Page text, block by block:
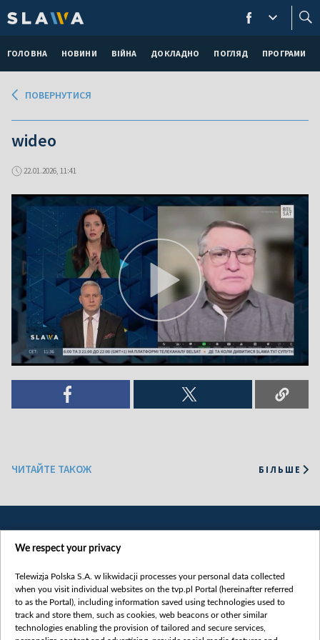
ГОЛОВНА НОВИНИ ВІЙНА ДОКЛАДНО ПОГЛЯД ПРОГРАМИ
ПОВЕРНУТИСЯ
wideo
22.01.2026, 11:41
ЧИТАЙТЕ ТАКОЖ БІЛЬШЕ
Категорії
We respect your privacy
Telewizja Polska S.A. w likwidacji processes your personal data collected
when you visit individual websites on the tvp.pl Portal (hereinafter referred
to as the Portal), including information saved using technologies used to
track and store them, such as cookies, web beacons or other similar
technologies enabling the provision of tailored and secure services,